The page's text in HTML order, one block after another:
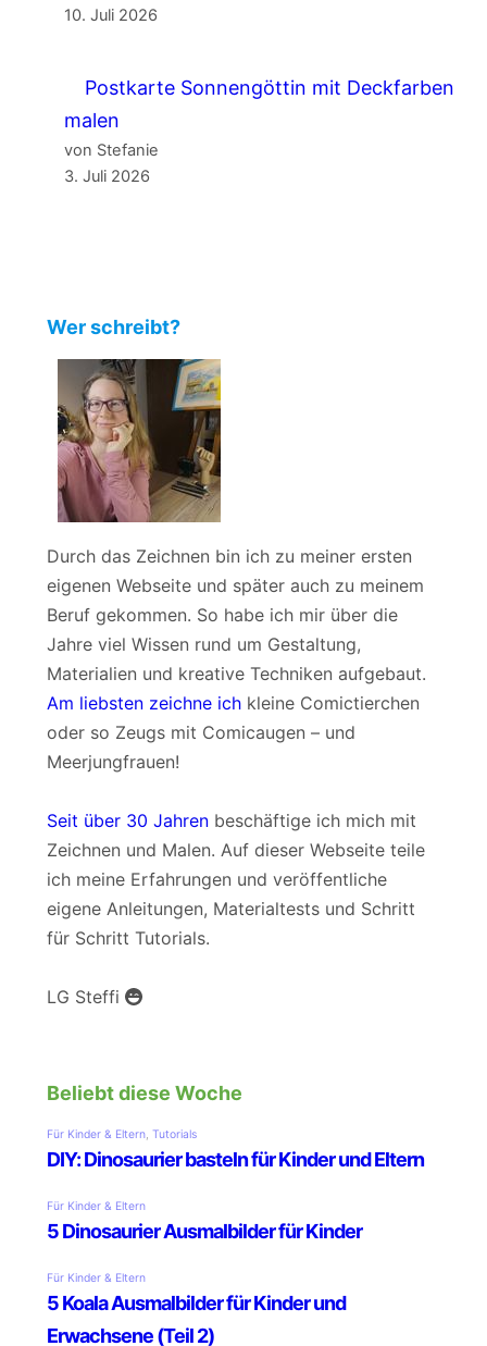
10. Juli 2026
Postkarte Sonnengöttin mit Deckfarben
malen
von Stefanie
3. Juli 2026
Wer schreibt?
Durch das Zeichnen bin ich zu meiner ersten
eigenen Webseite und später auch zu meinem
Beruf gekommen. So habe ich mir über die
Jahre viel Wissen rund um Gestaltung,
Materialien und kreative Techniken aufgebaut.
Am liebsten zeichne ichkleine Comictierchen
oder so Zeugs mit Comicaugen – und
Meerjungfrauen!
Seit über 30 Jahrenbeschäftige ich mich mit
Zeichnen und Malen. Auf dieser Webseite teile
ich meine Erfahrungen und veröffentliche
eigene Anleitungen, Materialtests und Schritt
für Schritt Tutorials.
LG Steffi
Beliebt diese Woche